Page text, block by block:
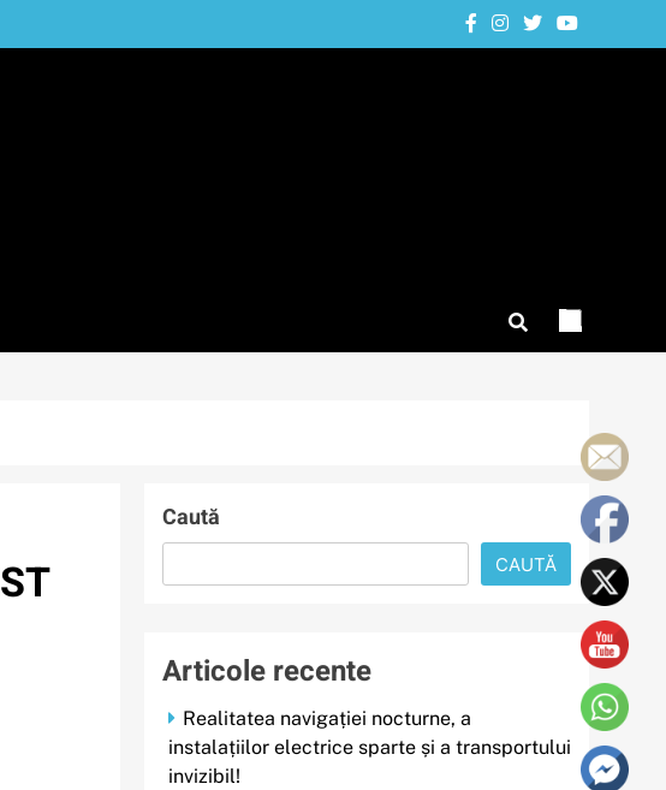
Caută
CAUTĂ
Articole recente
Realitatea navigației nocturne, a
instalațiilor electrice sparte și a transportului
invizibil!